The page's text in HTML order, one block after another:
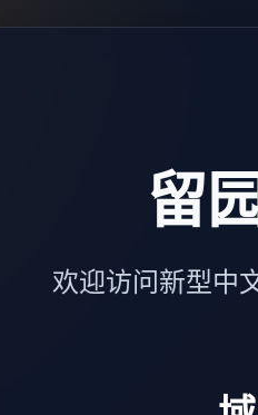
留
欢迎访问新型中